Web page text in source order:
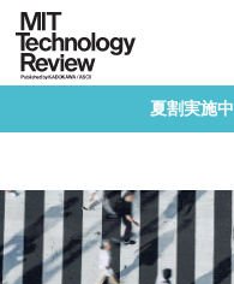
夏割実施